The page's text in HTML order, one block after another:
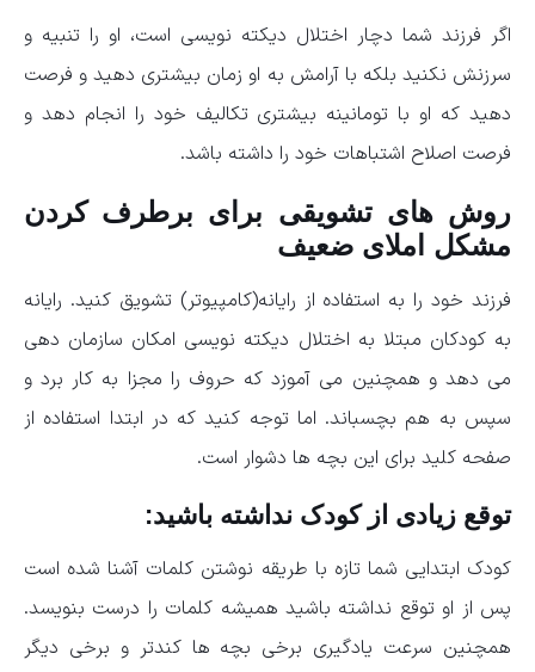
اگر فرزند شما دچار اختلال دیکته نویسی است، او را تنبیه و
سرزنش نکنید بلکه با آرامش به او زمان بیشتری دهید و فرصت
دهید که او با تومانینه بیشتری تکالیف خود را انجام دهد و
فرصت اصلاح اشتباهات خود را داشته باشد.
روش های تشویقی برای برطرف کردن
مشکل املای ضعیف
فرزند خود را به استفاده از رایانه(کامپیوتر) تشویق کنید. رایانه
به کودکان مبتلا به اختلال دیکته نویسی امکان سازمان دهی
می دهد و همچنین می آموزد که حروف را مجزا به کار برد و
سپس به هم بچسباند. اما توجه کنید که در ابتدا استفاده از
صفحه کلید برای این بچه ها دشوار است.
توقع زیادی از کودک نداشته باشید:
کودک ابتدایی شما تازه با طریقه نوشتن کلمات آشنا شده است
پس از او توقع نداشته باشید همیشه کلمات را درست بنویسد.
همچنین سرعت یادگیری برخی بچه ها کندتر و برخی دیگر